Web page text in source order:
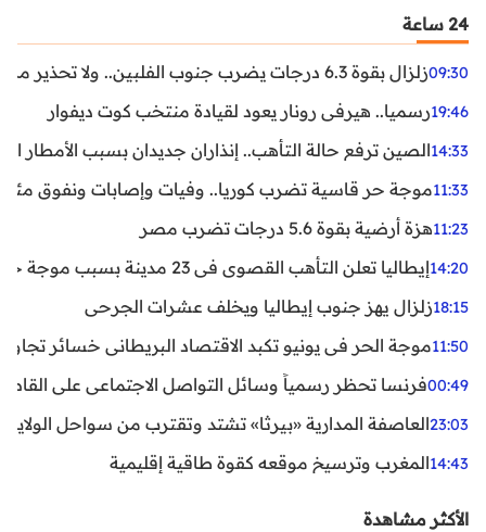
24 ساعة
09:30زلزال بقوة 6.3 درجات يضرب جنوب الفلبين.. ولا تحذير من تسونامي حتى الآن
19:46رسميا.. هيرفي رونار يعود لقيادة منتخب كوت ديفوار
14:33الصين ترفع حالة التأهب.. إنذاران جديدان بسبب الأمطار
11:33موجة حر قاسية تضرب كوريا.. وفيات وإصابات ونفوق مئات
11:23هزة أرضية بقوة 5.6 درجات تضرب مصر
14:20إيطاليا تعلن التأهب القصوى في 23 مدينة بسبب موجة حر شديدة
18:15زلزال يهز جنوب إيطاليا ويخلف عشرات الجرحى
11:50موجة الحر في يونيو تكبد الاقتصاد البريطاني خسائر تجاوزت 1.5 مليار
00:49فرنسا تحظر رسمياً وسائل التواصل الاجتماعي على القاصرين
23:03العاصفة المدارية «بيرثا» تشتد وتقترب من سواحل
14:43المغرب وترسيخ موقعه كقوة طاقية إقليمية
الأكثر مشاهدة